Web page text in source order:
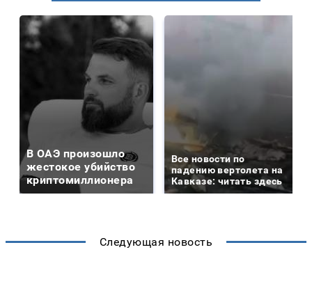
В ОАЭ произошло
жестокое убийство
криптомиллионера
Все новости по
падению вертолета на
Кавказе: читать здесь
Следующая новость